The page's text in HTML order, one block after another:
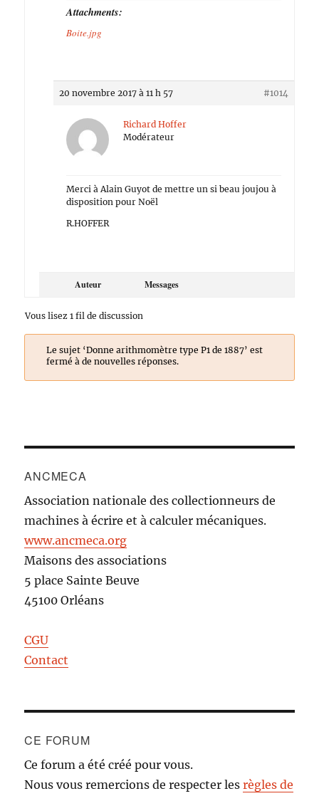
Attachments:
Boite.jpg
20 novembre 2017 à 11 h 57 #1014
Richard Hoffer
Modérateur
Merci à Alain Guyot de mettre un si beau joujou à
disposition pour Noël
R.HOFFER
Auteur Messages
Vous lisez 1 fil de discussion
Le sujet ‘Donne arithmomètre type P1 de 1887’ est
fermé à de nouvelles réponses.
ANCMECA
Association nationale des collectionneurs de
machines à écrire et à calculer mécaniques.
www.ancmeca.org
Maisons des associations
5 place Sainte Beuve
45100 Orléans
CGU
Contact
CE FORUM
Ce forum a été créé pour vous.
Nous vous remercions de respecter lesrègles de